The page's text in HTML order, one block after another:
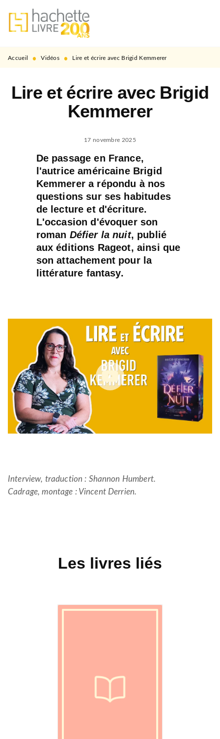
MENU RECHERCHE
PIED DE PAGE
Accueil • Vidéos • Lire et écrire avec Brigid Kemmerer
Lire et écrire avec Brigid
Kemmerer
17 novembre 2025
De passage en France,
l'autrice américaine Brigid
Kemmerer a répondu à nos
questions sur ses habitudes
de lecture et d'écriture.
L'occasion d'évoquer son
roman Défier la nuit, publié
aux éditions Rageot, ainsi que
son attachement pour la
littérature fantasy.
Interview, traduction : Shannon Humbert.
Cadrage, montage : Vincent Derrien.
Les livres liés